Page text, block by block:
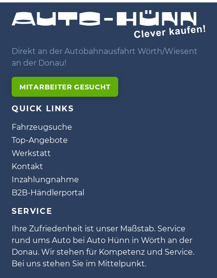
Direkt an der Autobahnausfahrt Wörth/Wiesent
an der Donau!
MITARBEITER GESUCHT
QUICK LINKS
Fahrzeugsuche
Top-Angebote
Werkstatt
Kontakt
Inzahlungnahme
B2B-Händlerportal
SERVICE
Ihre Zufriedenheit ist unser Maßstab. Service
rund ums Auto bei Auto Hünn in Wörth an der
Donau. Wir stehen für Kompetenz und Service.
Bei uns stehen Sie im Mittelpunkt.